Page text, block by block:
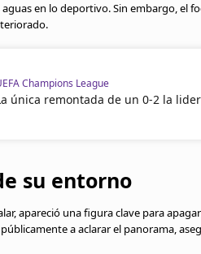
en lo deportivo. Sin embargo, el
Champions League
única remontada de un 0-2 la
su entorno
apareció una figura clave para
a aclarar el panorama,